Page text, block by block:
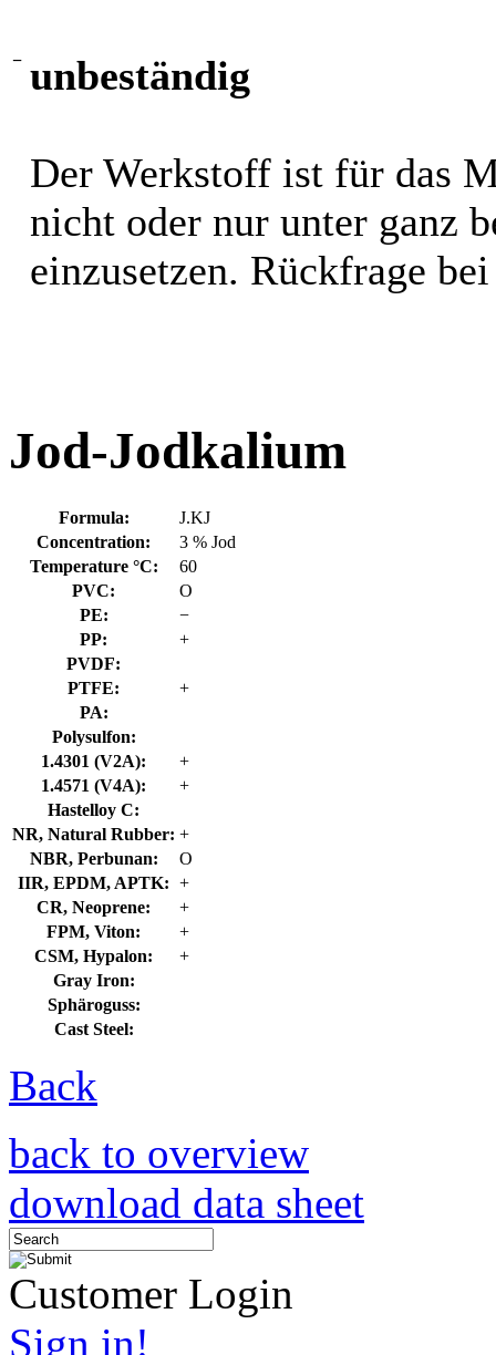
− unbeständig
Der Werkstoff ist für das
nicht oder nur unter ganz
einzusetzen. Rückfrage
Jod-Jodkalium
Formula:
J.KJ
Concentration:
3 % Jod
Temperature °C:
60
PVC:
O
PE:
−
PP:
+
PVDF:
PTFE:
+
PA:
Polysulfon:
1.4301 (V2A):
+
1.4571 (V4A):
+
Hastelloy C:
NR, Natural Rubber: +
NBR, Perbunan:
O
IIR, EPDM, APTK: +
CR, Neoprene:
+
FPM, Viton:
+
CSM, Hypalon:
+
Gray Iron:
Sphäroguss:
Cast Steel:
Back
back to overview
download data sheet
Customer Login
Sign in!